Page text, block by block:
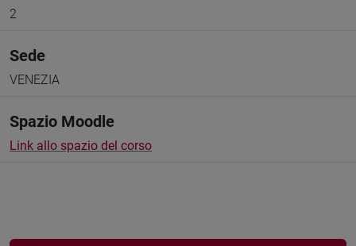
2
Sede
VENEZIA
Spazio Moodle
Link allo spazio del corso